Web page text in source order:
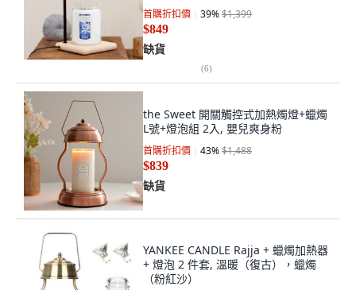
首購折扣價 39%$1,399
$849
缺貨
(6)
the Sweet 開關觸控式加熱燭燈+蠟燭
L號+燈泡組 2入, 嬰兒爽身粉
首購折扣價 43%$1,488
$839
缺貨
YANKEE CANDLE Rajja + 蠟燭加熱器
+ 燈泡 2 件套, 溫暖（復古），蠟燭
（粉紅沙）